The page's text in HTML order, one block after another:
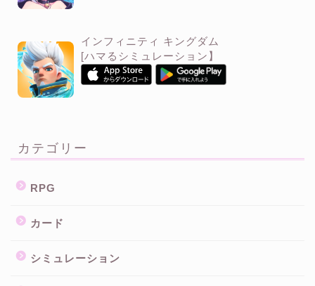
インフィニティ キングダム
[ハマるシミュレーション】
カテゴリー
RPG
カード
シミュレーション